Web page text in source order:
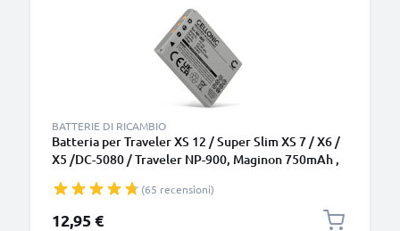
BATTERIE DI RICAMBIO
Batteria per Traveler XS 12 / Super Slim XS 7 / X6 /
X5 /DC-5080 / Traveler NP-900, Maginon 750mAh ,
macchine fotografiche e videocamere
(65 recensioni)
12,95 €